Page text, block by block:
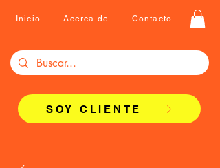
Inicio Acerca de Contacto
SOY CLIENTE